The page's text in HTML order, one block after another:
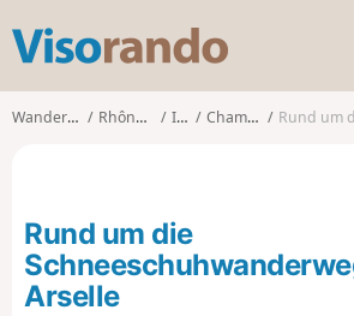
s
o
Wanderungen Rhône-Alpes Isère Chamrousse Rund um die
Rund um die
Arselle